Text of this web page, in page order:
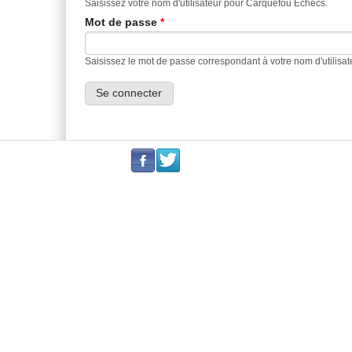
Saisissez votre nom d'utilisateur pour Carquefou Echecs.
Mot de passe *
Saisissez le mot de passe correspondant à votre nom
. .